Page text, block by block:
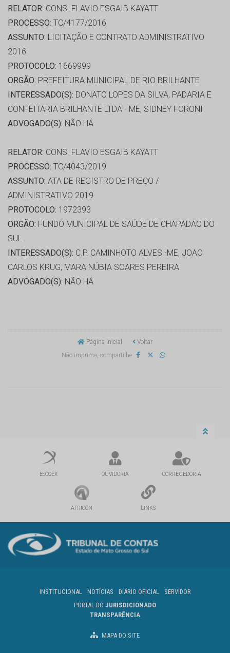
RELATOR: CONS. FLAVIO ESGAIB KAYATT
PROCESSO: TC/4177/2016
ASSUNTO: LICITAÇÃO E CONTRATO ADMINISTRATIVO
2016
PROTOCOLO: 1669999
ORGÃO: PREFEITURA MUNICIPAL DE RIO BRILHANTE
INTERESSADO(S): DONATO LOPES DA SILVA, PADARIA E
CONFEITARIA BRILHANTE LTDA - ME, SIDNEY FORONI
ADVOGADO(S): NÃO HÁ
RELATOR: CONS. FLAVIO ESGAIB KAYATT
PROCESSO: TC/4043/2019
ASSUNTO: ATA DE REGISTRO DE PREÇO /
ADMINISTRATIVO 2019
PROTOCOLO: 1972393
ORGÃO: FUNDO MUNICIPAL DE SAÚDE DE CHAPADAO DO
SUL
INTERESSADO(S): C.P. CAMINHOTO ALVES -ME, JOAO
CARLOS KRUG, MARA NÚBIA SOARES PEREIRA
ADVOGADO(S): NÃO HÁ
Página Inicial
Voltar
Não imprima, compartilhe
ESCOEX OUVIDORIA CORREGEDORIA
ATRICON LINKS
INSTITUCIONAL NOTÍCIAS DIÁRIO OFICIAL
SERVIDOR
PORTAL DO JURISDICIONADO
TRANSPARÊNCIA
MAPA DO SITE